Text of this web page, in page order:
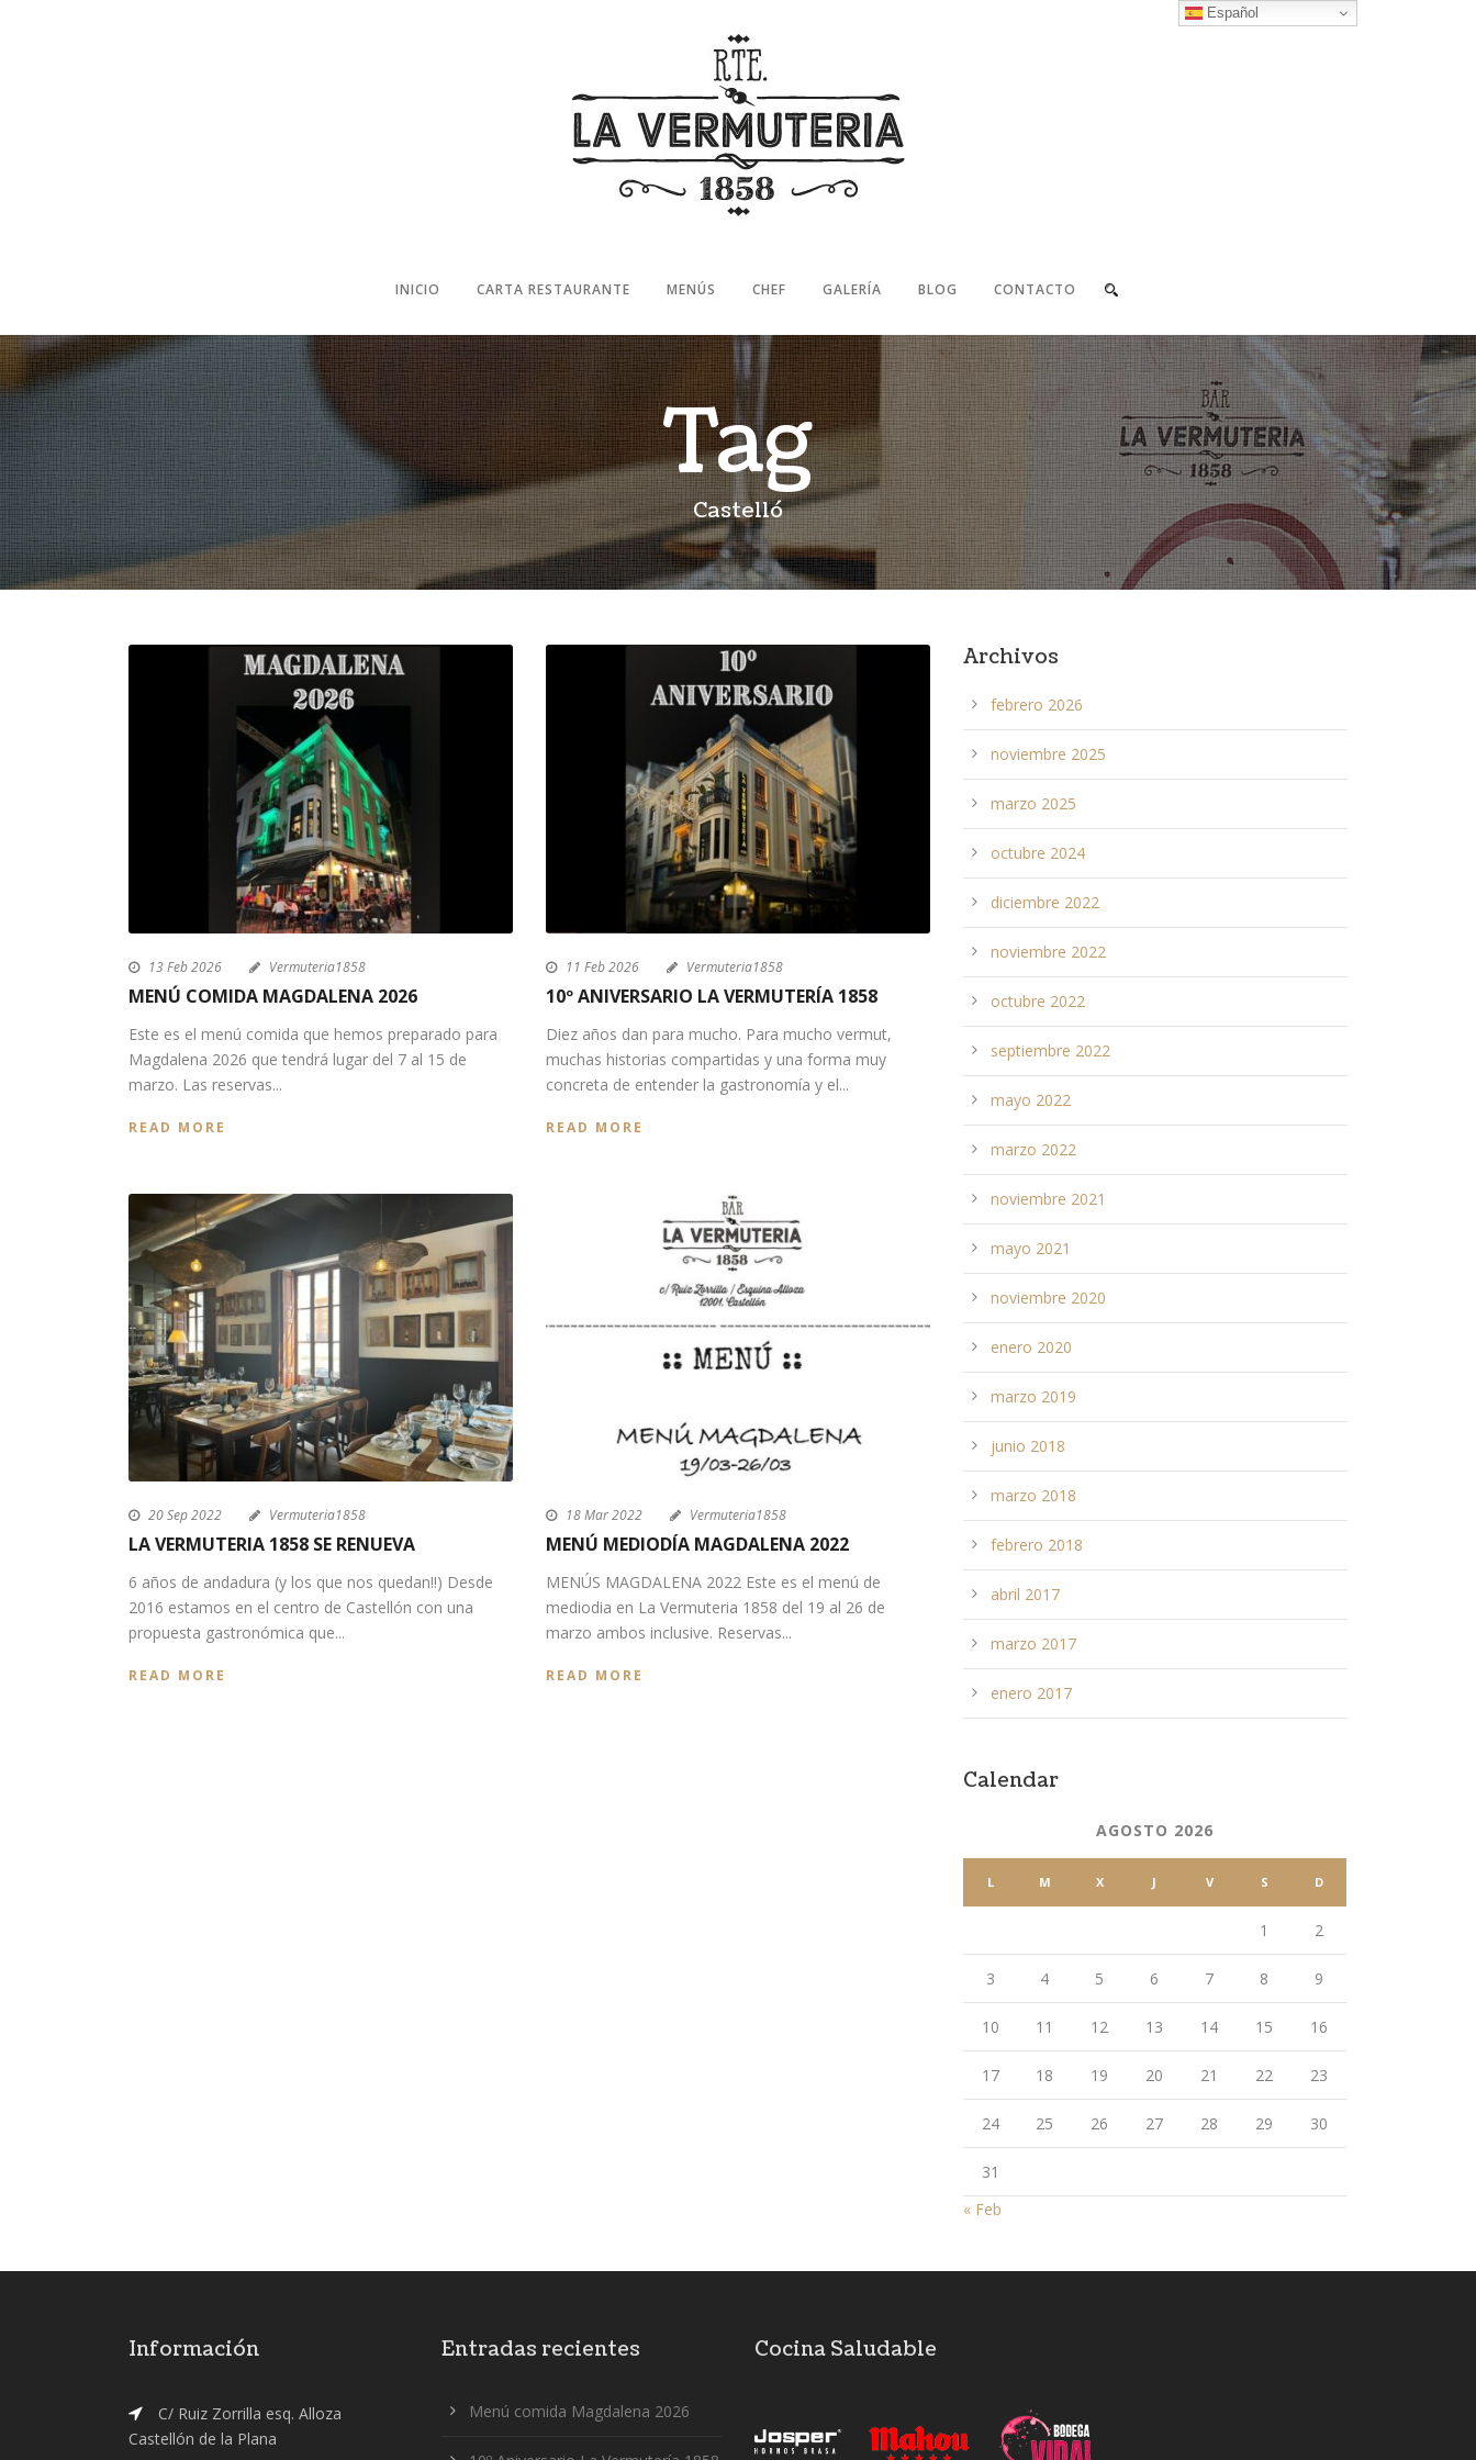
INICIO CARTA RESTAURANTE MENÚS CHEF GALERÍA BLOG CONTACTO
Tag
Castelló
13 Feb 2026 Vermuteria1858
MENÚ COMIDA MAGDALENA 2026
Este es el menú comida que hemos preparado para
Magdalena 2026 que tendrá lugar del 7 al 15 de
marzo. Las reservas...
READ MORE
11 Feb 2026 Vermuteria1858
10º ANIVERSARIO LA VERMUTERÍA 1858
Diez años dan para mucho. Para mucho vermut,
muchas historias compartidas y una forma muy
concreta de entender la gastronomía y el...
READ MORE
20 Sep 2022 Vermuteria1858
LA VERMUTERIA 1858 SE RENUEVA
6 años de andadura (y los que nos quedan!!) Desde
2016 estamos en el centro de Castellón con una
propuesta gastronómica que...
READ MORE
18 Mar 2022 Vermuteria1858
MENÚ MEDIODÍA MAGDALENA 2022
MENÚS MAGDALENA 2022 Este es el menú de
mediodia en La Vermuteria 1858 del 19 al 26 de
marzo ambos inclusive. Reservas...
READ MORE
Archivos
febrero 2026
noviembre 2025
marzo 2025
octubre 2024
diciembre 2022
noviembre 2022
octubre 2022
septiembre 2022
mayo 2022
marzo 2022
noviembre 2021
mayo 2021
noviembre 2020
enero 2020
marzo 2019
junio 2018
marzo 2018
febrero 2018
abril 2017
marzo 2017
enero 2017
Calendar
AGOSTO 2026
L M X J V S D
1 2
3 4 5 6 7 8 9
10 11 12 13 14 15 16
17 18 19 20 21 22 23
24 25 26 27 28 29 30
31
« Feb
Información
C/ Ruiz Zorrilla esq. Alloza
Castellón de la Plana
Entradas recientes
Menú comida Magdalena 2026
Cocina Saludable
Español